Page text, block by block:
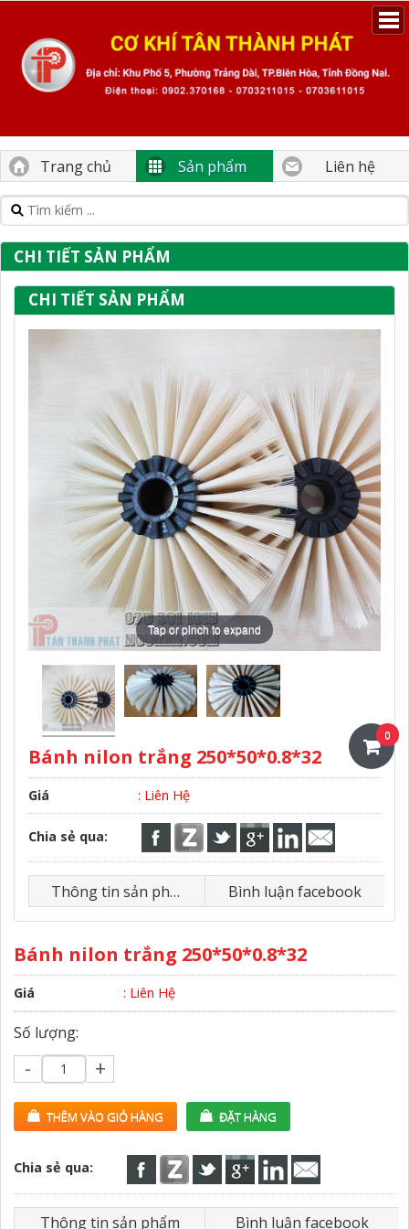
Trang chủ Sản phẩm Liên hệ
CHI TIẾT SẢN PHẨM
CHI TIẾT SẢN PHẨM
Tap or pinch to expand
Bánh nilon trắng 250*50*0.8*32
Giá : Liên Hệ
Chia sẻ qua:
Thông tin sản phẩm Bình luận facebook
Bánh nilon trắng 250*50*0.8*32
Giá : Liên Hệ
Số lượng:
- +
THÊM VÀO GIỎ HÀNG ĐẶT HÀNG
Chia sẻ qua:
Thông tin sản phẩm Bình luận facebook
0